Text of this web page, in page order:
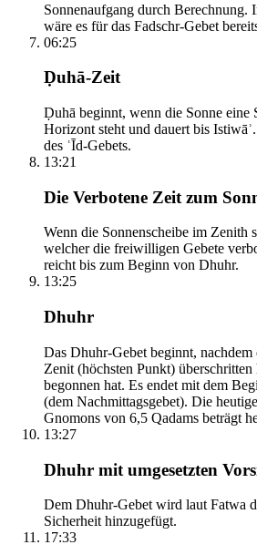
Sonnenaufgang durch Berechnung.
wäre es für das Fadschr-Gebet
06:25
Ḍuhā-Zeit
Ḍuhā beginnt, wenn die Sonne eine
Horizont steht und dauert bis
des ʿĪd-Gebets.
13:21
Die Verbotene Zeit zum
Wenn die Sonnenscheibe im Zenith
welcher die freiwilligen Gebete
reicht bis zum Beginn von Dhuhr.
13:25
Dhuhr
Das Dhuhr-Gebet beginnt, nachdem
Zenit (höchsten Punkt) überschritten
begonnen hat. Es endet mit dem
(dem Nachmittagsgebet). Die
Gnomons von 6,5 Qadams beträgt
13:27
Dhuhr mit umgesetzten
Dem Dhuhr-Gebet wird laut Fatwa
Sicherheit hinzugefügt.
17:33